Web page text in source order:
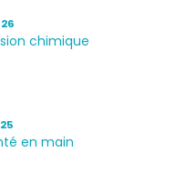
chimique
en main